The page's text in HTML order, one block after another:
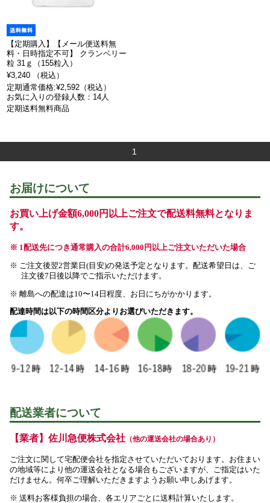
【定期購入】【メール便送料無
料・日時指定不可】 クランベリー
粒 31ｇ（155粒入）
¥3,240 （税込）
定期通常価格:¥2,592（税込）
お気に入りの登録人数：14人
定期送料無料商品
1